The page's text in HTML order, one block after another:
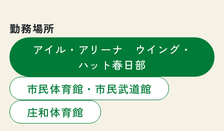
勤務場所
アイル・アリーナ ウイング・
ハット春日部
市民体育館・市民武道館
庄和体育館